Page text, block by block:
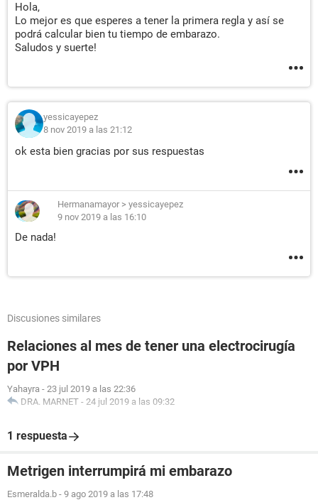
Hola,
Lo mejor es que esperes a tener la primera regla y así se
podrá calcular bien tu tiempo de embarazo.
Saludos y suerte!
yessicayepez
8 nov 2019 a las 21:12
ok esta bien gracias por sus respuestas
Hermanamayor > yessicayepez
9 nov 2019 a las 16:10
De nada!
Discusiones similares
Relaciones al mes de tener una electrocirugía
por VPH
Yahayra - 23 jul 2019 a las 22:36
DRA. MARNET - 24 jul 2019 a las 09:32
1 respuesta
Metrigen interrumpirá mi embarazo
Esmeralda.b - 9 ago 2019 a las 17:48